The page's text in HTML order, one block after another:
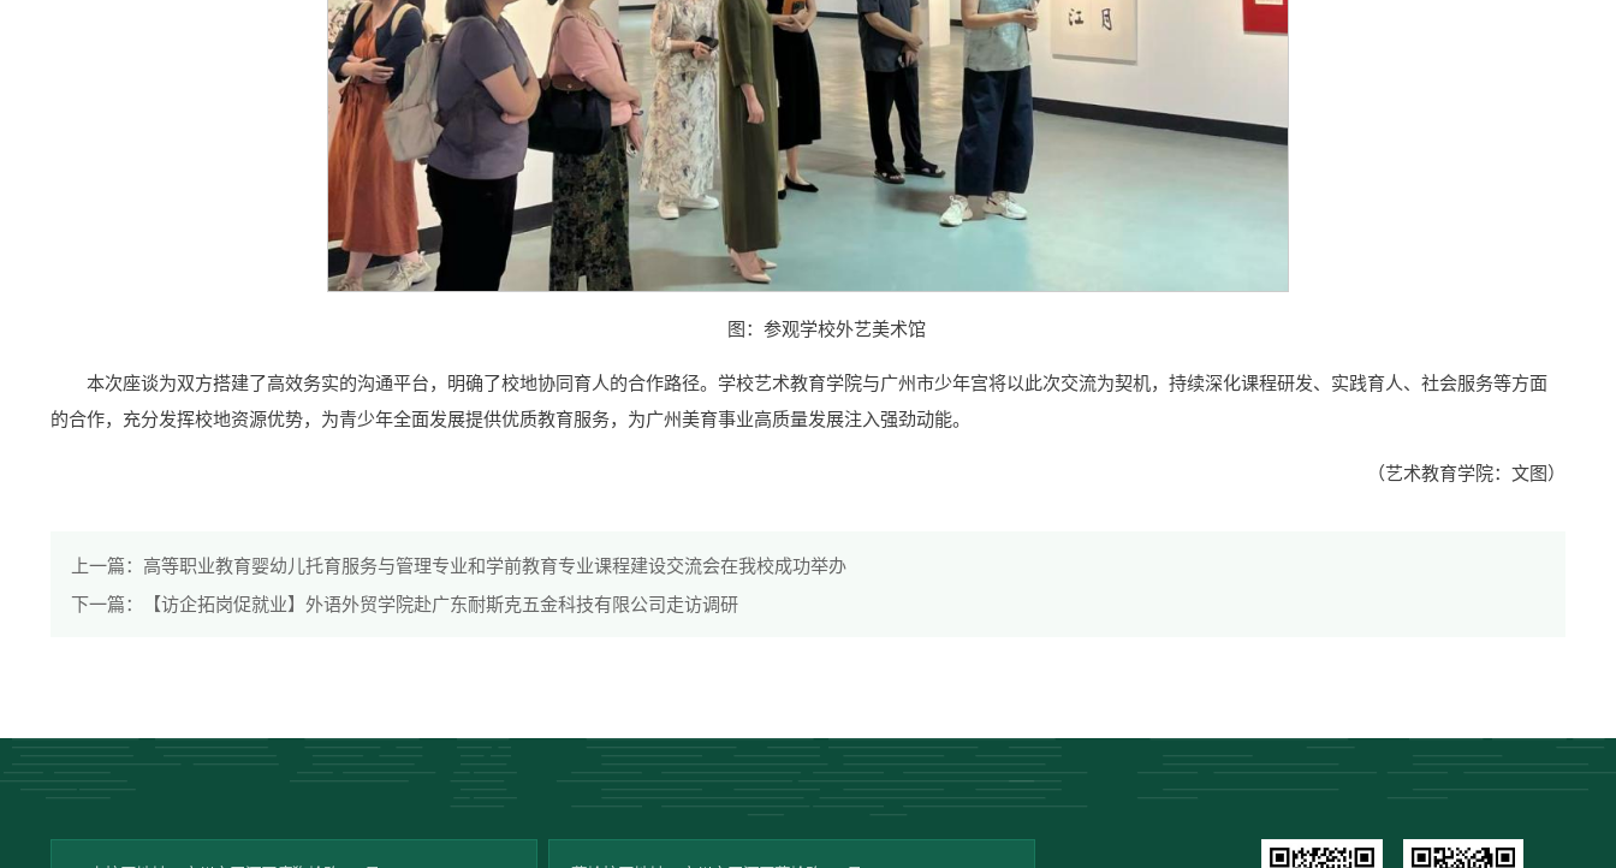
图：参观学校外艺美术馆
本次座谈为双方搭建了高效务实的沟通平台，明确了校地协同育人的合作路径。学校艺术教育学院与广州市少年宫将以此次交流为契机，持续深化课程研发、实践育人、社会服务等方面
的合作，充分发挥校地资源优势，为青少年全面发展提供优质教育服务，为广州美育事业高质量发展注入强劲动能。
（艺术教育学院：文图）
上一篇： 高等职业教育婴幼儿托育服务与管理专业和学前教育专业课程建设交流会在我校成功举办
下一篇：
【访企拓岗促就业】外语外贸学院赴广东耐斯克五金科技有限公司走访调研